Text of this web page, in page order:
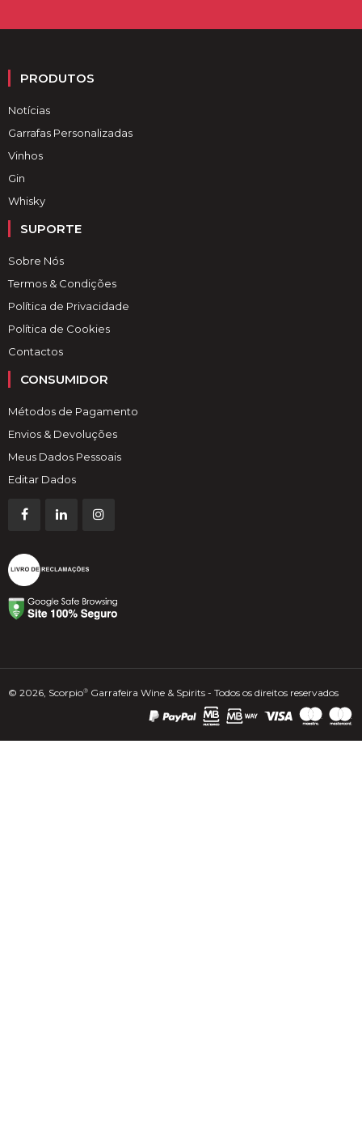
PRODUTOS
Notícias
Garrafas Personalizadas
Vinhos
Gin
Whisky
SUPORTE
Sobre Nós
Termos & Condições
Política de Privacidade
Política de Cookies
Contactos
CONSUMIDOR
Métodos de Pagamento
Envios & Devoluções
Meus Dados Pessoais
Editar Dados
© 2026, Scorpio® Garrafeira Wine & Spirits - Todos os direitos reservados